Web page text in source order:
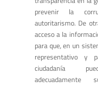
prevenir la
autoritarismo. De
acceso a la
para que, en un
representativo y
ciudadanía
adecuadamente